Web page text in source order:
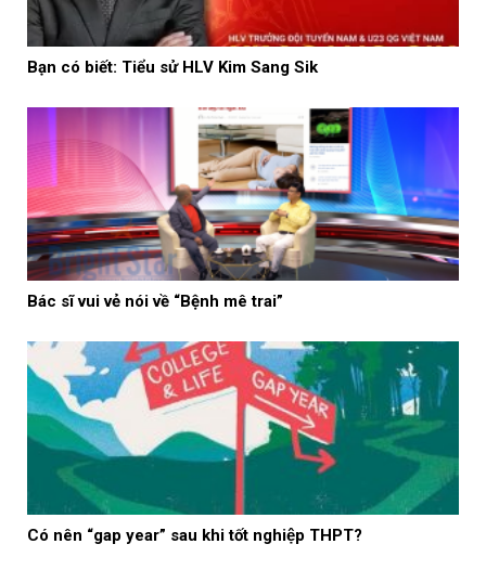
Bạn có biết: Tiểu sử HLV Kim Sang Sik
Bác sĩ vui vẻ nói về “Bệnh mê trai”
Có nên “gap year” sau khi tốt nghiệp THPT?